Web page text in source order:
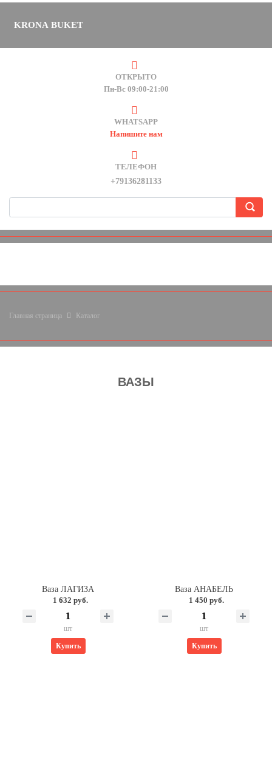
KRONA BUKET
ОТКРЫТО
Пн-Вс 09:00-21:00
WHATSAPP
Напишите нам
ТЕЛЕФОН
+79136281133
Главная страница Каталог
ВАЗЫ
Ваза ЛАГИЗА
1 632 руб.
шт
Купить
Ваза АНАБЕЛЬ
1 450 руб.
шт
Купить